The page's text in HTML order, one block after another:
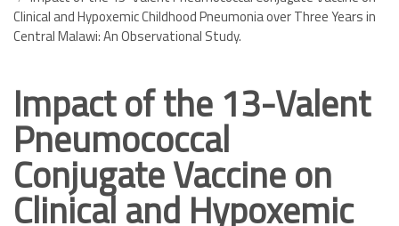
Clinical and Hypoxemic Childhood Pneumonia over Three Years in
Central Malawi: An Observational Study.
Impact of the 13-Valent
Pneumococcal
Conjugate Vaccine on
Clinical and Hypoxemic